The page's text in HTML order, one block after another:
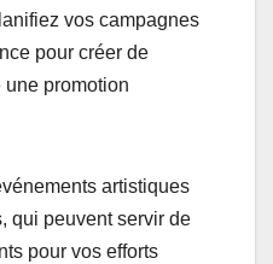
vos campagnes
pour créer de
une promotion
artistiques
qui peuvent servir de
pour vos efforts